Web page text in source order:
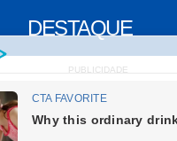
DESTAQUE
PUBLICIDADE